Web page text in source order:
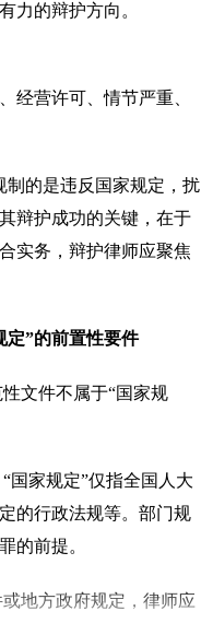
力的辩护方向。
经营许可、情节严重、
制的是违反国家规定，扰
辩护成功的关键，在于
实务，辩护律师应聚焦
定”的前置性要件
文件不属于“国家规
国家规定”仅指全国人大
的行政法规等。部门规
的前提。
地方政府规定，律师应